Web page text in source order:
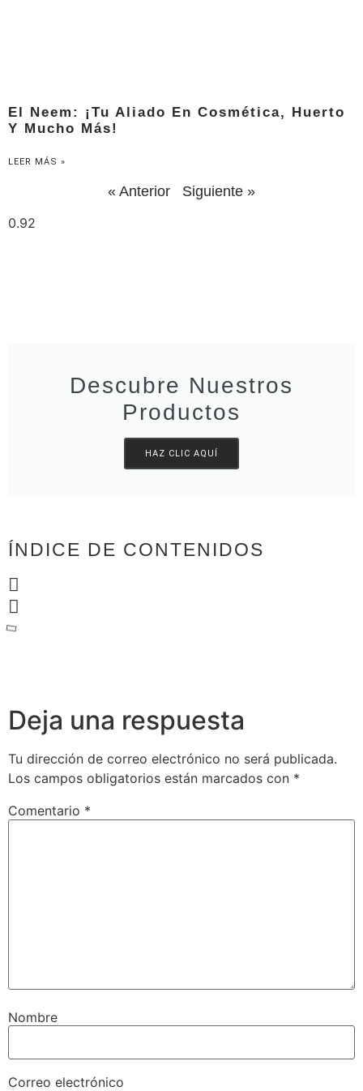
El Neem: ¡Tu Aliado En Cosmética, Huerto
Y Mucho Más!
LEER MÁS »
« Anterior Siguiente »
Descubre Nuestros
Productos
HAZ CLIC AQUÍ
ÍNDICE DE CONTENIDOS
Deja una respuesta
Tu dirección de correo electrónico no será publicada.
Los campos obligatorios están marcados con *
Comentario *
Nombre
Correo electrónico